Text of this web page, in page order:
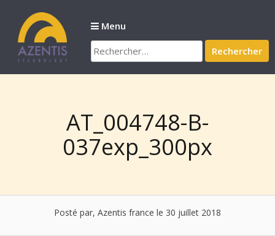
contenu
Menu
Rechercher :
AT_004748-B-
037exp_300px
Posté par, Azentis france le 30 juillet 2018